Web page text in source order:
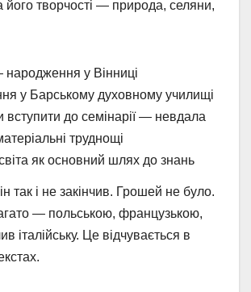
його творчості — природа, селяни,
у Вінниці
у Барському духовному училищі
вступити до семінарії — невдала
труднощі
як основний шлях до знань
так і не закінчив. Грошей не було.
— польською, французькою,
італійську. Це відчувається в